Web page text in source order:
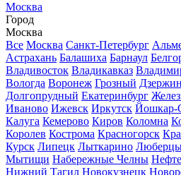
Москва
Город
Москва
Все Москва Санкт-Петербург
Астрахань Балашиха Барнаул
Владивосток Владикавказ
Вологда Воронеж Грозный
Долгопрудный Екатеринбург
Иваново Ижевск Иркутск Йошкар-
Калуга Кемерово Киров Коломна
Королев Кострома Красногорск
Курск Липецк Лыткарино
Мытищи Набережные Челны
Нижний Тагил Новокузнецк